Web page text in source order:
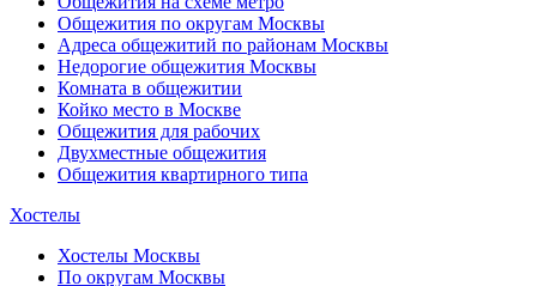
Общежития по округам Москвы
Адреса общежитий по районам Москвы
Недорогие общежития Москвы
Комната в общежитии
Койко место в Москве
Общежития для рабочих
Двухместные общежития
Общежития квартирного типа
Хостелы
Хостелы Москвы
По округам Москвы